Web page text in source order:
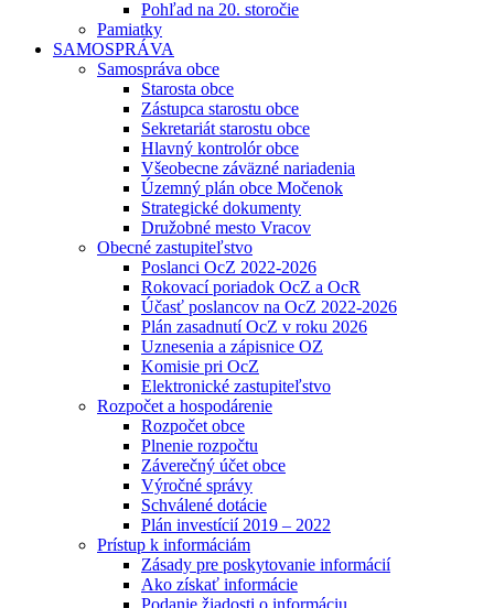
Pohľad na 20. storočie
Pamiatky
SAMOSPRÁVA
Samospráva obce
Starosta obce
Zástupca starostu obce
Sekretariát starostu obce
Hlavný kontrolór obce
Všeobecne záväzné nariadenia
Územný plán obce Močenok
Strategické dokumenty
Družobné mesto Vracov
Obecné zastupiteľstvo
Poslanci OcZ 2022-2026
Rokovací poriadok OcZ a OcR
Účasť poslancov na OcZ 2022-2026
Plán zasadnutí OcZ v roku 2026
Uznesenia a zápisnice OZ
Komisie pri OcZ
Elektronické zastupiteľstvo
Rozpočet a hospodárenie
Rozpočet obce
Plnenie rozpočtu
Záverečný účet obce
Výročné správy
Schválené dotácie
Plán investícií 2019 – 2022
Prístup k informáciám
Zásady pre poskytovanie informácií
Ako získať informácie
Podanie žiadosti o informáciu